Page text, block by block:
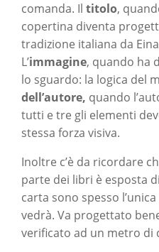
comanda. Il titolo,
copertina diventa
tradizione italiana da
L’immagine, quando ha
lo sguardo: la logica del
dell’autore, quando
tutti e tre gli elementi
stessa forza visiva.
Inoltre c’è da ricordare
parte dei libri è esposta
carta sono spesso
vedrà. Va progettato
verificato ad un metro di